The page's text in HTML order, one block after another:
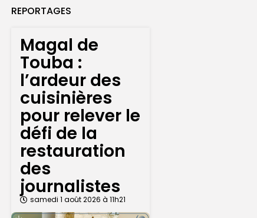
REPORTAGES
Magal de
Touba :
l’ardeur des
cuisinières
pour relever le
défi de la
restauration
des
journalistes
samedi 1 août 2026 à 11h21